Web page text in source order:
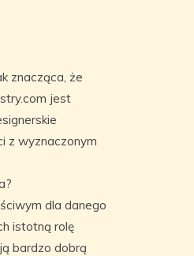
znacząca, że
jest
z wyznaczonym
dla danego
istotną rolę
bardzo dobrą